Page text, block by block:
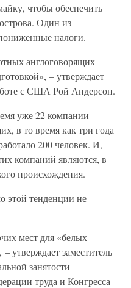
чтобы обеспечить
Один из
налоги.
англоговорящих
– утверждает
с США Рой Андерсон.
уже 22 компании
в то время как три года
200 человек. И,
компаний являются, в
происхождения.
этой тенденции не
мест для «белых
утверждает заместитель
занятости
труда и Конгресса